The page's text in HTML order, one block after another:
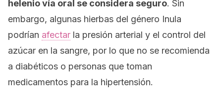
helenio vía oral se considera seguro. Sin
embargo, algunas hierbas del género Inula
podrían afectar la presión arterial y el control del
azúcar en la sangre, por lo que no se recomienda
a diabéticos o personas que toman
medicamentos para la hipertensión.